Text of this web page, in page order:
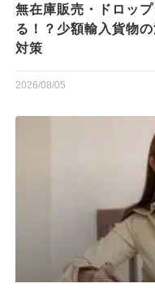
無在庫販売・ドロッ
る！？少額輸入貨物
対策
2026/08/05